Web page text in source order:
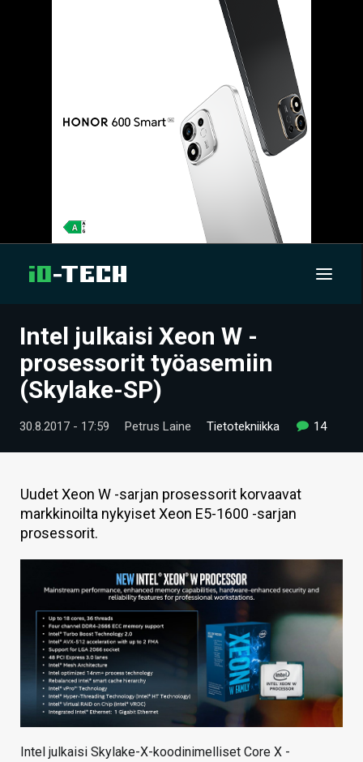
UUTISET
ARTIKKELIT
VIDEOT
TECHBBS
TIETOA
HINTA.FI
VAIHDA TEEMA
HAKU
Intel julkaisi Xeon W -
prosessorit työasemiin
(Skylake-SP)
30.8.2017 - 17:59 Petrus Laine Tietotekniikka 14
Uudet Xeon W -sarjan prosessorit korvaavat
markkinoilta nykyiset Xeon E5-1600 -sarjan
prosessorit.
Intel julkaisi Skylake-X-koodinimelliset Core X -